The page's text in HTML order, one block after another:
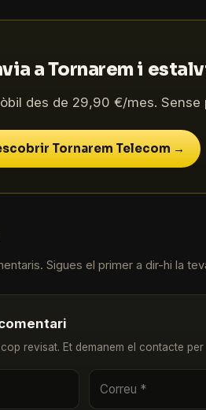
a Tornarem i
des de 29,90 €/mes.
Tornarem Telecom →
Sigues el primer a dir-hi la
revisat. Et demanem el contacte